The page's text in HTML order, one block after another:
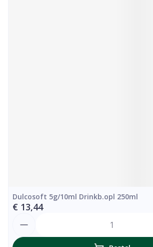
Dulcosoft 5g/10ml Drinkb.opl 250ml
€ 13,44